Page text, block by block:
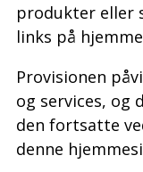
produkter eller
links på
Provisionen
og services,
den fortsatte
denne